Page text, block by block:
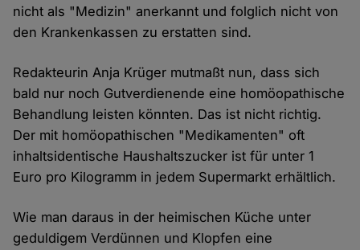
nicht als "Medizin" anerkannt und folglich nicht von
den Krankenkassen zu erstatten sind.
Redakteurin Anja Krüger mutmaßt nun, dass sich
bald nur noch Gutverdienende eine homöopathische
Behandlung leisten könnten. Das ist nicht richtig.
Der mit homöopathischen "Medikamenten" oft
inhaltsidentische Haushaltszucker ist für unter 1
Euro pro Kilogramm in jedem Supermarkt erhältlich.
Wie man daraus in der heimischen Küche unter
geduldigem Verdünnen und Klopfen eine